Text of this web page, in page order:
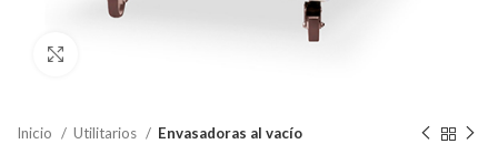
Inicio Utilitarios Envasadoras al vacío